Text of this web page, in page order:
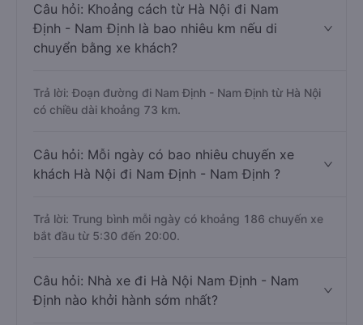
Câu hỏi: Khoảng cách từ Hà Nội đi Nam
Định - Nam Định là bao nhiêu km nếu di
chuyển bằng xe khách?
Trả lời: Đoạn đường đi Nam Định - Nam Định từ Hà Nội
có chiều dài khoảng 73 km.
Câu hỏi: Mỗi ngày có bao nhiêu chuyến xe
khách Hà Nội đi Nam Định - Nam Định ?
Trả lời: Trung bình mỗi ngày có khoảng 186 chuyến xe
bắt đầu từ 5:30 đến 20:00.
Câu hỏi: Nhà xe đi Hà Nội Nam Định - Nam
Định nào khởi hành sớm nhất?